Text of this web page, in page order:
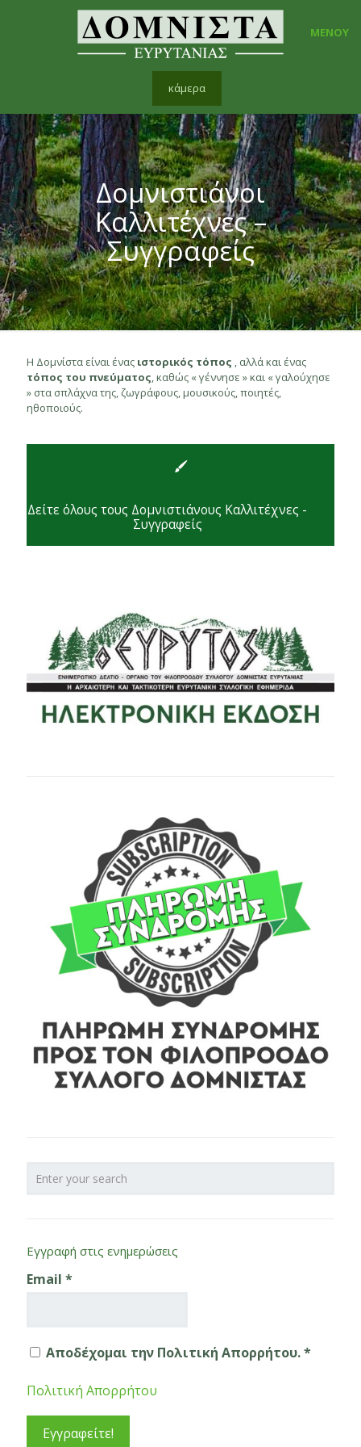
ΜΕΝΟΥ
κάμερα
Δομνιστιάνοι
Καλλιτέχνες –
Συγγραφείς
Η Δομνίστα είναι ένας ιστορικός τόπος , αλλά και ένας
τόπος του πνεύματος, καθώς « γέννησε » και « γαλούχησε
» στα σπλάχνα της, ζωγράφους, μουσικούς, ποιητές,
ηθοποιούς.
Δείτε όλους τους Δομνιστιάνους Καλλιτέχνες -
Συγγραφείς
Εγγραφή στις ενημερώσεις
Email *
Αποδέχομαι την Πολιτική Απορρήτου. *
Πολιτική Απορρήτου